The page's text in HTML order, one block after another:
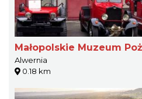
Małopolskie Muzeum
Alwernia
0.18 km